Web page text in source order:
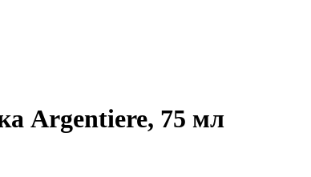
Argentiere, 75 мл